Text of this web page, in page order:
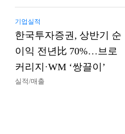
기업실적
한국투자증권, 상반기 순
이익 전년比 70%…브로
커리지·WM ‘쌍끌이’
실적/매출